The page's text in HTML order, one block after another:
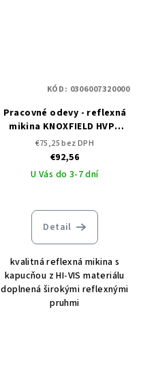
Pracovné odevy - reflexná
mikina KNOXFIELD HVPS
ČERVA
€75,25 bez DPH
€92,56
U Vás do 3-7 dní
Detail
kvalitná reflexná mikina s
kapucňou z HI-VIS materiálu
doplnená širokými reflexnými
pruhmi
KÓD: 0306007320000